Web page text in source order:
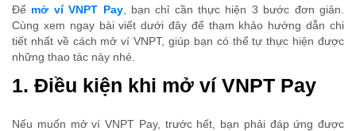
Để mở ví VNPT Pay, bạn chỉ cần thực hiện 3 bước đơn giản.
Cùng xem ngay bài viết dưới đây để tham khảo hướng dẫn chi
tiết nhất về cách mở ví VNPT, giúp bạn có thể tự thực hiện được
những thao tác này nhé.
1. Điều kiện khi mở ví VNPT Pay
Nếu muốn mở ví VNPT Pay, trước hết, bạn phải đáp ứng được